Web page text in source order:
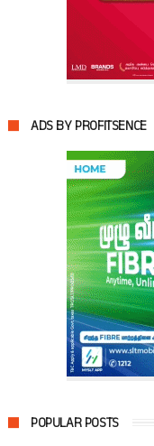
ADS BY PROFITSENCE
POPULAR POSTS